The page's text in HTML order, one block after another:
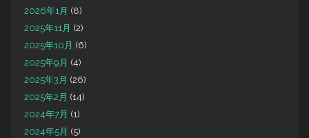
2026年1月 (8)
2025年11月 (2)
2025年10月 (6)
2025年9月 (4)
2025年3月 (26)
2025年2月 (14)
2024年7月 (1)
2024年5月 (5)